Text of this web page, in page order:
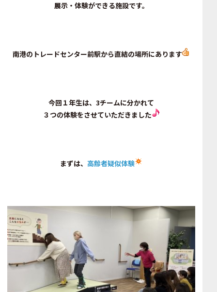
展示・体験ができる施設です。
南港のトレードセンター前駅から直結の場所にあります
今回１年生は、3チームに分かれて
３つの体験をさせていただきました
まずは、 高齢者疑似体験